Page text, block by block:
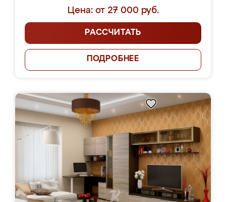
Цена: от 27 000 руб.
РАССЧИТАТЬ
ПОДРОБНЕЕ